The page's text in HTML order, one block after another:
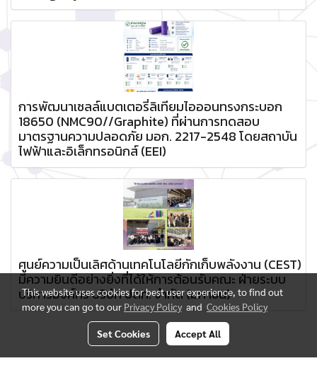
การพัฒนาเซลล์แบตเตอรี่ลิเทียมไอออนทรงกระบอก
18650 (NMC90//Graphite) ที่ผ่านการทดสอบ
มาตรฐานความปลอดภัย มอก. 2217-2548 โดยสถาบัน
ไฟฟ้าและอิเล็กทรอนิกส์ (EEI)
ศูนย์ความเป็นเลิศด้านเทคโนโลยีกักเก็บพลังงาน (CEST)
มีความยินดีอย่างยิ่งที่ได้ให้การต้อนรับคณะ ฝ่ายระบบ
บริหารองค์กร บริษัท ปตท. จำกัด (มหาชน)
This website uses cookies for best user experience, to find out
more you can go to our Privacy Policy and Cookies Policy
Set Cookies Accept All